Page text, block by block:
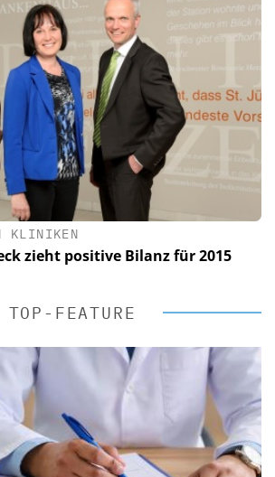
KLINIKEN
zieht positive Bilanz für 2015
TOP-FEATURE